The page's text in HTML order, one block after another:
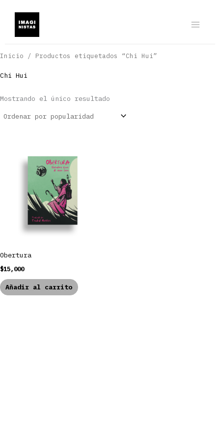
contenido
Inicio / Productos etiquetados “Chi Hui”
Chi Hui
Mostrando el único resultado
Obertura
$15,000
Añadir al carrito